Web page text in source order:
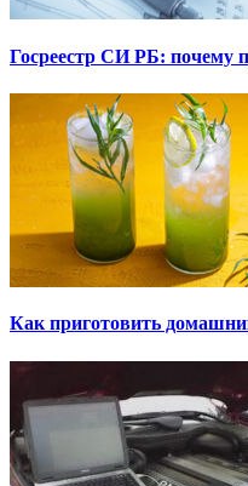
Госреестр СИ РБ: почему
Как приготовить